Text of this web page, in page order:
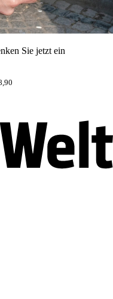
Sie jetzt ein